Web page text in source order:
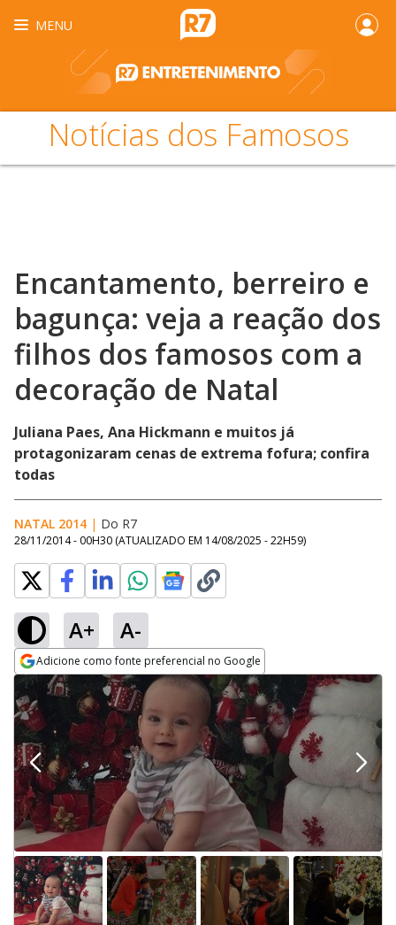
MENU
Notícias dos Famosos
Encantamento, berreiro e
bagunça: veja a reação dos
filhos dos famosos com a
decoração de Natal
Juliana Paes, Ana Hickmann e muitos já
protagonizaram cenas de extrema fofura; confira
todas
NATAL 2014 | Do R7
28/11/2014 - 00H30 (ATUALIZADO EM 14/08/2025 - 22H59)
A+ A-
Adicione como fonte preferencial no Google
Opens in new window